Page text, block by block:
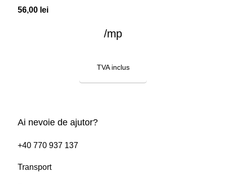
56,00 lei
/mp
TVA inclus
COMANDĂ ACUM
Ai nevoie de ajutor?
+40 770 937 137
Transport